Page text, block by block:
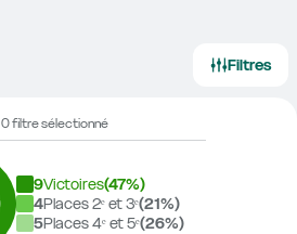
Filtres
0 filtre sélectionné
9Victoires(47%)
4Places 2ᵉ et 3ᵉ(21%)
5Places 4ᵉ et 5ᵉ(26%)